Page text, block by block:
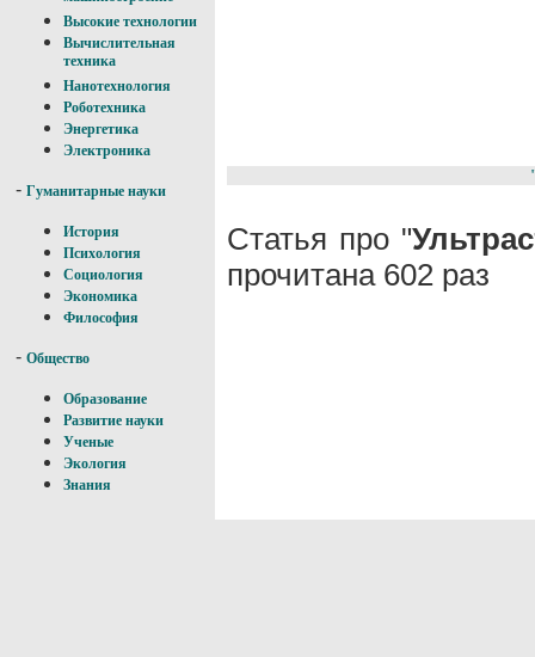
Высокие технологии
Вычислительная
техника
Нанотехнология
Роботехника
Энергетика
Электроника
- Гуманитарные науки
История
Психология
Социология
Экономика
Философия
- Общество
Образование
Развитие науки
Ученые
Экология
Знания
Статья про "
прочитана 602 раз